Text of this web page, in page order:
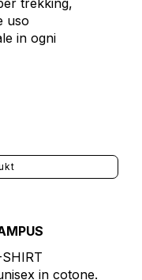
trekking,
uso
in ogni
in cotone.